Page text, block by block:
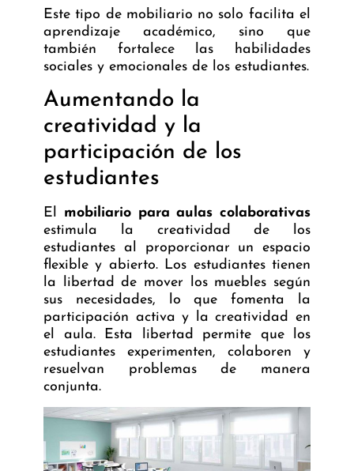
Este tipo de mobiliario no solo facilita el
aprendizaje académico, sino que
también fortalece las habilidades
sociales y emocionales de los estudiantes.
Aumentando la
creatividad y la
participación de los
estudiantes
El mobiliario para aulas colaborativas
estimula la creatividad de los
estudiantes al proporcionar un espacio
flexible y abierto. Los estudiantes tienen
la libertad de mover los muebles según
sus necesidades, lo que fomenta la
participación activa y la creatividad en
el aula. Esta libertad permite que los
estudiantes experimenten, colaboren y
resuelvan problemas de manera
conjunta.